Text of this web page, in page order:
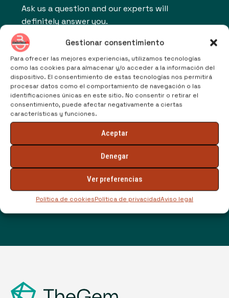
Gestionar consentimiento
Para ofrecer las mejores experiencias, utilizamos tecnologías
como las cookies para almacenar y/o acceder a la información del
dispositivo. El consentimiento de estas tecnologías nos permitirá
procesar datos como el comportamiento de navegación o las
identificaciones únicas en este sitio. No consentir o retirar el
consentimiento, puede afectar negativamente a ciertas
características y funciones.
Aceptar
Denegar
Ver preferencias
Política de cookiesPolítica de privacidadAviso legal
Ask us a question and our experts will
definitely answer you.
He leído y acepto lapolítica de
privacidad